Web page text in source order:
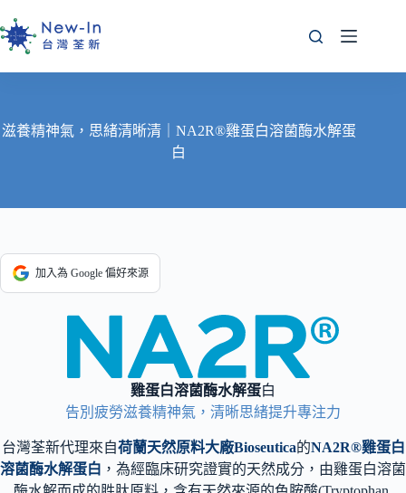
至
主
要
容
滋養精神氣，思緒清晰清｜NA2R®雞蛋白溶菌酶水解蛋
白
加入為 Google 偏好來源
雞蛋白溶菌酶水解蛋白
告別疲勞滋養精神氣，清晰思緒提升專注力
台灣荃新代理來自荷蘭天然原料大廠Bioseutica的NA2R®雞蛋白
溶菌酶水解蛋白 ，為經臨床研究證實的天然成分，由雞蛋白溶菌